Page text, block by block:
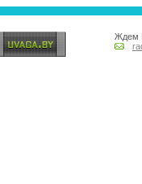
Ждем